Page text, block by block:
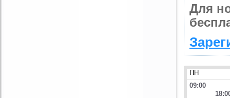
Для
ПН
09:00